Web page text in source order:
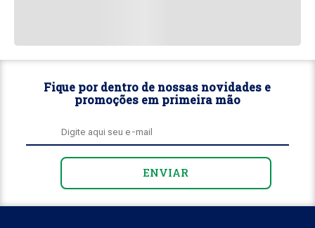
Fique por dentro de nossas novidades e
promoções em primeira mão
ENVIAR